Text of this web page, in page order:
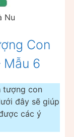
Nu
Con
Mẫu 6
tượng con
đây sẽ giúp
các ý